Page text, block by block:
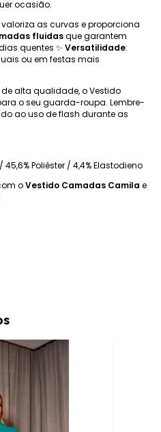
ocasião.
as curvas e proporciona
fluidasque garantem
quentes ✨ Versatilidade:
ou em festas mais
alta qualidade, o Vestido
o seu guarda-roupa. Lembre-
ao uso de flash durante as
45,6% Poliéster / 4,4% Elastodieno
oVestido Camadas Camila e